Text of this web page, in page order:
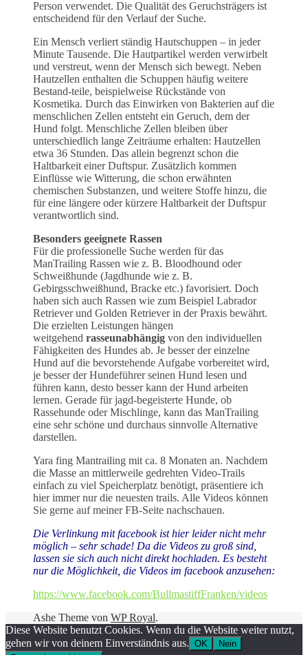
Person verwendet. Die Qualität des Geruchsträgers ist
entscheidend für den Verlauf der Suche.
Ein Mensch verliert ständig Hautschuppen – in jeder
Minute Tausende. Die Hautpartikel werden verwirbelt
und verstreut, wenn der Mensch sich bewegt. Neben
Hautzellen enthalten die Schuppen häufig weitere
Bestand-teile, beispielweise Rückstände von
Kosmetika. Durch das Einwirken von Bakterien auf die
menschlichen Zellen entsteht ein Geruch, dem der
Hund folgt. Menschliche Zellen bleiben über
unterschiedlich lange Zeiträume erhalten: Hautzellen
etwa 36 Stunden. Das allein begrenzt schon die
Haltbarkeit einer Duftspur. Zusätzlich kommen
Einflüsse wie Witterung, die schon erwähnten
chemischen Substanzen, und weitere Stoffe hinzu, die
für eine längere oder kürzere Haltbarkeit der Duftspur
verantwortlich sind.
Besonders geeignete Rassen
Für die professionelle Suche werden für das
ManTrailing Rassen wie z. B. Bloodhound oder
Schweißhunde (Jagdhunde wie z. B.
Gebirgsschweißhund, Bracke etc.) favorisiert. Doch
haben sich auch Rassen wie zum Beispiel Labrador
Retriever und Golden Retriever in der Praxis bewährt.
Die erzielten Leistungen hängen
weitgehend rasseunabhängig von den individuellen
Fähigkeiten des Hundes ab. Je besser der einzelne
Hund auf die bevorstehende Aufgabe vorbereitet wird,
je besser der Hundeführer seinen Hund lesen und
führen kann, desto besser kann der Hund arbeiten
lernen. Gerade für jagd-begeisterte Hunde, ob
Rassehunde oder Mischlinge, kann das ManTrailing
eine sehr schöne und durchaus sinnvolle Alternative
darstellen.
Yara fing Mantrailing mit ca. 8 Monaten an. Nachdem
die Masse an mittlerweile gedrehten Video-Trails
einfach zu viel Speicherplatz benötigt, präsentiere ich
hier immer nur die neuesten trails. Alle Videos können
Sie gerne auf meiner FB-Seite nachschauen.
Die Verlinkung mit facebook ist hier leider nicht mehr
möglich – sehr schade! Da die Videos zu groß sind,
lassen sie sich auch nicht direkt hochladen. Es besteht
nur die Möglichkeit, die Videos im facebook anzusehen:
https://www.facebook.com/BullmastiffFranken/videos
Ashe Theme von WP Royal.
Diese Website benutzt Cookies. Wenn du die Website weiter nutzt,
gehen wir von deinem Einverständnis aus. OK
Nein